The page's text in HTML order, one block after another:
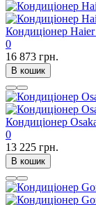
Кондиціонер
0
16 873 грн.
В кошик
Кондиціонер
0
13 225 грн.
В кошик